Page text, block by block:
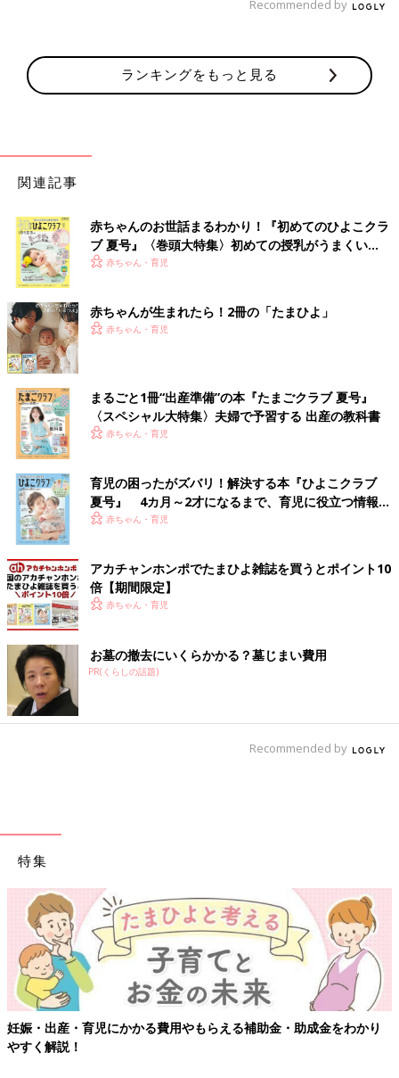
Recommended by
ランキングをもっと見る
関連記事
赤ちゃんのお世話まるわかり！『初めてのひよこクラ
ブ 夏号』〈巻頭大特集〉初めての授乳がうまくい
く！ おっぱい・ミルクの基本と夏のトラブル 解決テ
赤ちゃん・育児
赤ちゃんが生まれたら！2冊の「たまひよ」
赤ちゃん・育児
まるごと1冊“出産準備”の本『たまごクラブ 夏号』
〈スペシャル大特集〉夫婦で予習する 出産の教科書
赤ちゃん・育児
育児の困ったがズバリ！解決する本『ひよこクラブ
夏号』 4カ月～2才になるまで、育児に役立つ情報が
いっぱい！
赤ちゃん・育児
アカチャンホンポでたまひよ雑誌を買うとポイント10
倍【期間限定】
赤ちゃん・育児
お墓の撤去にいくらかかる？墓じまい費用
PR(くらしの話題)
Recommended by
特集
妊娠・出産・育児にかかる費用やもらえる補助金・助成金をわかり
やすく解説！